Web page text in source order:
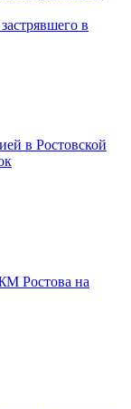
в
в Ростовской
Ростова на